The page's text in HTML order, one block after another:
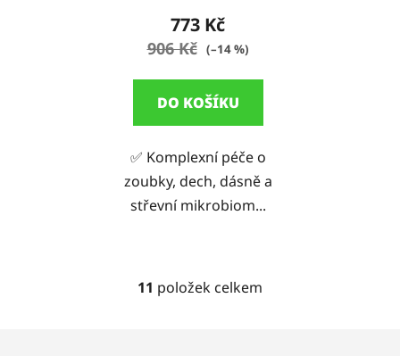
773 Kč
906 Kč (–14 %)
DO KOŠÍKU
✅ Komplexní péče o
zoubky, dech, dásně a
střevní mikrobiom...
O
11 položek celkem